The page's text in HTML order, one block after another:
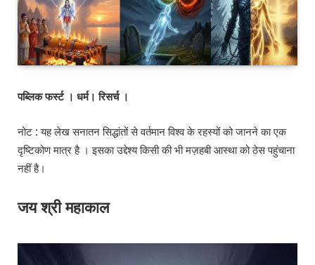
पब्लिक फर्स्ट । धर्म। रिसर्च ।
नोट : यह लेख सनातन सिद्धांतों से वर्तमान विश्व के रहस्यों को जानने का एक
दृष्टिकोण मात्र है । इसका उद्देश्य किसी की भी मज़हबी आस्था को ठेस पहुंचाना
नहीं है।
जय श्री महाकाल